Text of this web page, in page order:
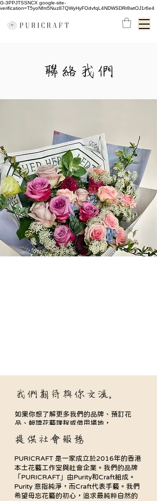
G-3PPJTSSNCX google-site-
verification=T5yoNfm5Nuz87QWyHyFOdvfqL4NDWSDRr8wtOJ1r6e4
聯絡我們
我們期待與你交流。
如果你想了解更多我們的品牌、預訂花
品、報讀花藝課程或借用場地，
絡我們。
提供社會服務
PURICRAFT 是一家成立於2016年的香港
本土花藝工作室與社會企業。我們的品牌
「PURICRAFT」由Purity和Craft組成。
Purity 意指純淨，而Craft代表手藝。我們
希望毋忘花藝的初心，追求最純粹自然的